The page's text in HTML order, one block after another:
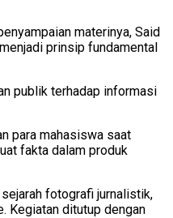
materinya, Said
prinsip fundamental
publik terhadap informasi
para mahasiswa saat
fakta dalam produk
fotografi jurnalistik,
Kegiatan ditutup dengan